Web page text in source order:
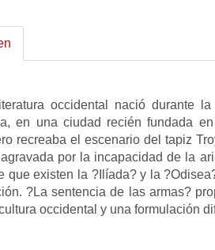
occidental nació durante
en una ciudad recién fundada
recreaba el escenario del tapiz
por la incapacidad de la
que existen la ?Ilíada? y la
?La sentencia de las armas?
occidental y una formulación